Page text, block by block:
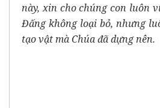
này, xin cho chúng con luôn
Đấng không loại bỏ, nhưng
tạo vật mà Chúa đã dựng nên.